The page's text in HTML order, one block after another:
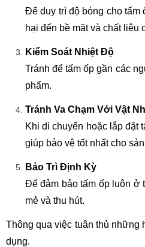
Để duy trì độ bóng cho tấm
hại đến bề mặt và chất liệu
Kiểm Soát Nhiệt Độ
Tránh để tấm ốp gần các
phẩm.
Tránh Va Chạm Với Vật
Khi di chuyển hoặc lắp đặt
giúp bảo vệ tốt nhất cho
Bảo Trì Định Kỳ
Để đảm bảo tấm ốp luôn ở
mẻ và thu hút.
Thông qua việc tuân thủ những
dụng.